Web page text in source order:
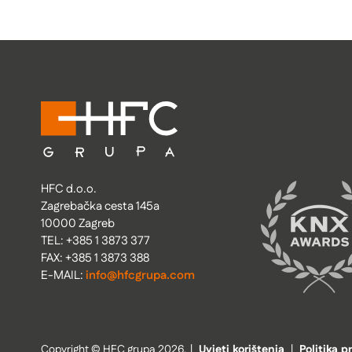
HFC d.o.o.
Zagrebačka cesta 145a
10000 Zagreb
TEL: +385 1 3873 377
FAX: +385 1 3873 388
E-MAIL:info@hfcgrupa.com